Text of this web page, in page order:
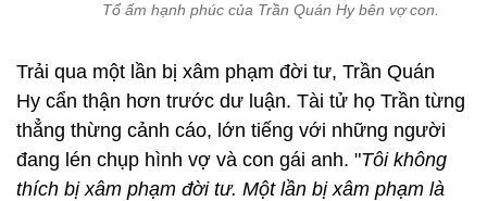
Tổ ấm hạnh phúc của Trần Quán Hy bên vợ con.
Trải qua một lần bị xâm phạm đời tư, Trần Quán
Hy cẩn thận hơn trước dư luận. Tài tử họ Trần từng
thẳng thừng cảnh cáo, lớn tiếng với những người
đang lén chụp hình vợ và con gái anh. "Tôi không
thích bị xâm phạm đời tư. Một lần bị xâm phạm là